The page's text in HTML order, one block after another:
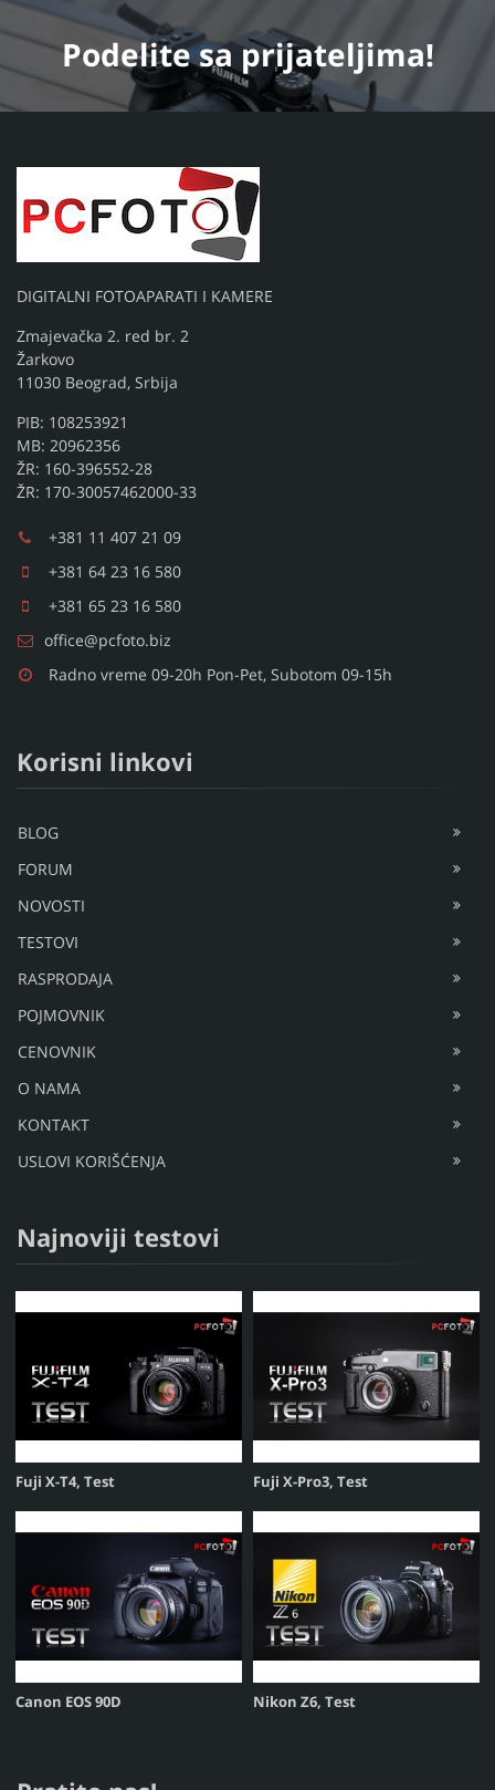
Podelitesa prijateljima!
DIGITALNI FOTOAPARATI I KAMERE
Zmajevačka 2. red br. 2
Žarkovo
11030 Beograd, Srbija
PIB: 108253921
MB: 20962356
ŽR: 160-396552-28
ŽR: 170-30057462000-33
+381 11 407 21 09
+381 64 23 16 580
+381 65 23 16 580
office@pcfoto.biz
Radno vreme 09-20h Pon-Pet, Subotom 09-15h
Korisni linkovi
BLOG
FORUM
NOVOSTI
TESTOVI
RASPRODAJA
POJMOVNIK
CENOVNIK
O NAMA
KONTAKT
USLOVI KORIŠĆENJA
Najnoviji testovi
Fuji X-T4, Test Fuji X-Pro3, Test
Canon EOS 90D Nikon Z6, Test